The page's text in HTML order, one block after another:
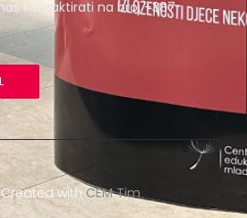
kontaktirati na broj +387
with CEM Tim